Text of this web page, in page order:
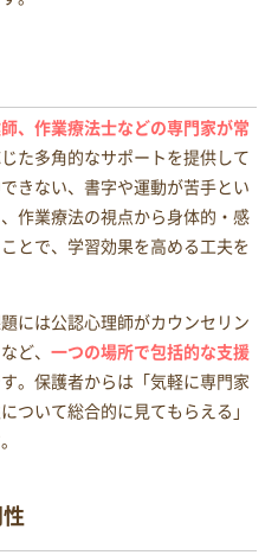
、作業療法士などの専門家が常
た多角的なサポートを提供して
きない、書字や運動が苦手とい
作業療法の視点から身体的・感
とで、学習効果を高める工夫を
には公認心理師がカウンセリン
ど、 一つの場所で包括的な支援
。保護者からは「気軽に専門家
ついて総合的に見てもらえる」